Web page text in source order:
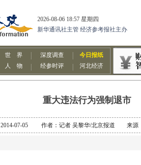
重大违法行为强制退市
2014-07-05 作者：记者 吴黎华/北京报道 来源